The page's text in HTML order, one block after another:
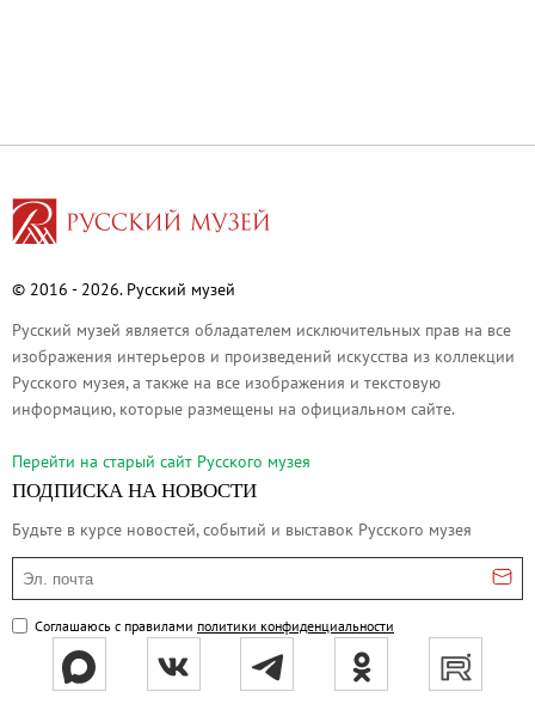
Каталоги и альбомы
Научные каталоги собрания
Научные сборники
Ежегодные отчеты
Служба регионального развития Русского
Лекции и абонементы
Лекторий
Лекции
Абонементы
Реставрация
Открытая реставрация шедевров Григория
Детям
События
© 2016 - 2026. Русский музей
Русский музей является обладателем исключительных прав на все
изображения интерьеров и произведений искусства из коллекции
Русского музея, а также на все изображения и текстовую
информацию, которые размещены на официальном сайте.
Перейти на cтарый сайт Русского музея
ПОДПИСКА НА НОВОСТИ
Будьте в курсе новостей, событий и выставок Русского музея
Эл. почта
Соглашаюсь с правилами политики конфиденциальности